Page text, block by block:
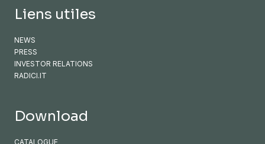
Liens utiles
NEWS
PRESS
INVESTOR RELATIONS
RADICI.IT
Download
CATALOGUE